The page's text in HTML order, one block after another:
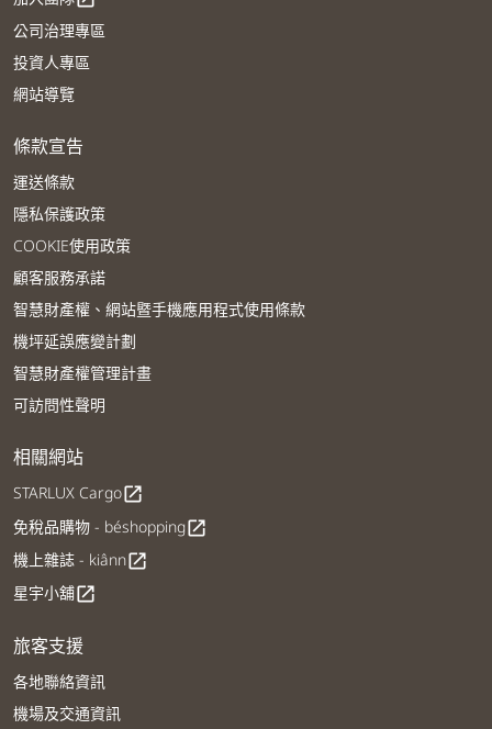
公司治理專區
投資人專區
網站導覽
條款宣告
運送條款
隱私保護政策
COOKIE使用政策
顧客服務承諾
智慧財產權、網站暨手機應用程式使用條款
機坪延誤應變計劃
智慧財產權管理計畫
可訪問性聲明
相關網站
STARLUX Cargoopen_in_new
免稅品購物 - béshoppingopen_in_new
機上雜誌 - kiânnopen_in_new
星宇小舖open_in_new
旅客支援
各地聯絡資訊
機場及交通資訊